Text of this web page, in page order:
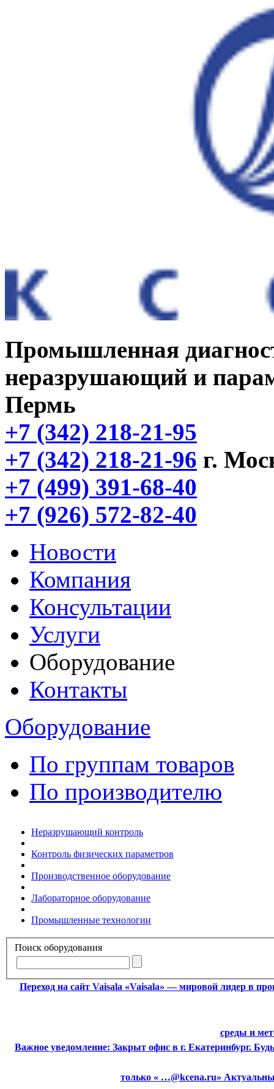
Промышленная
неразрушающий и
Пермь
+7 (342) 218-21-95
+7 (342) 218-21-96 г.
+7 (499) 391-68-40
+7 (926) 572-82-40
Новости
Компания
Консультации
Услуги
Оборудование
Контакты
Оборудование
По группам товаров
По производителю
Неразрушающий контроль
Контроль физических параметров
Производственное оборудование
Лабораторное оборудование
Промышленные технологии
Поиск оборудования
Переход на сайт Vaisala «Vaisala» — мировой лидер в
среды и
Важное уведомление: Закрыт офис в г. Екатеринбург.
только « …@kcena.ru»